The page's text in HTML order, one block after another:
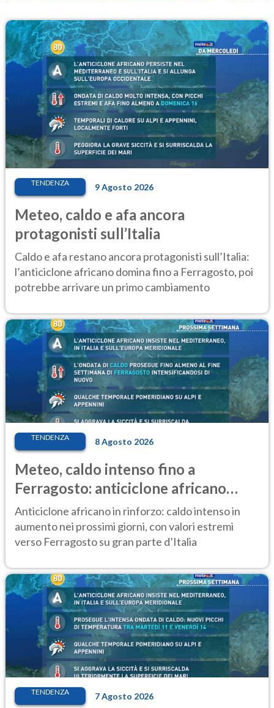
TENDENZA 9 Agosto 2026
Meteo, caldo e afa ancora
protagonisti sull’Italia
Caldo e afa restano ancora protagonisti sull’Italia:
l’anticiclone africano domina fino a Ferragosto, poi
potrebbe arrivare un primo cambiamento
TENDENZA 8 Agosto 2026
Meteo, caldo intenso fino a
Ferragosto: anticiclone africano
ancora protagonista
Anticiclone africano in rinforzo: caldo intenso in
aumento nei prossimi giorni, con valori estremi
verso Ferragosto su gran parte d’Italia
TENDENZA 7 Agosto 2026